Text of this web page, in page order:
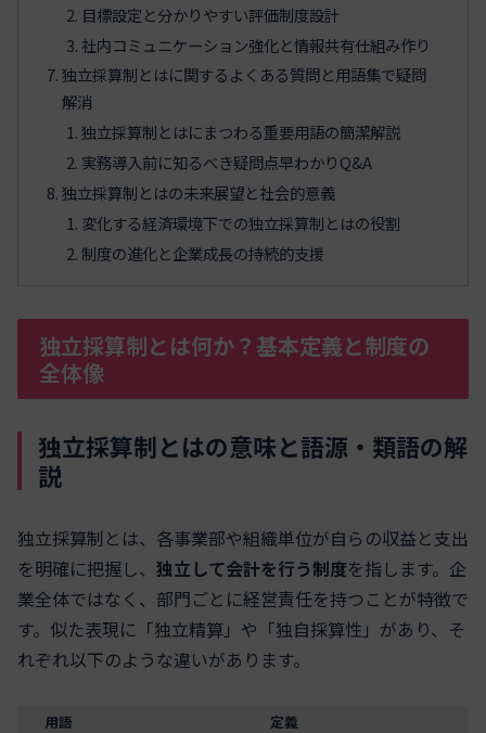
目標設定と分かりやすい評価制度設計
社内コミュニケーション強化と情報共有仕組み作り
独立採算制とはに関するよくある質問と用語集で疑問
解消
独立採算制とはにまつわる重要用語の簡潔解説
実務導入前に知るべき疑問点早わかりQ&A
独立採算制とはの未来展望と社会的意義
変化する経済環境下での独立採算制とはの役割
制度の進化と企業成長の持続的支援
独立採算制とは何か？基本定義と制度の
全体像
独立採算制とはの意味と語源・類語の解
説
独立採算制とは、各事業部や組織単位が自らの収益と支出
を明確に把握し、 独立して会計を行う制度を指します。企
業全体ではなく、部門ごとに経営責任を持つことが特徴で
す。似た表現に「独立精算」や「独自採算性」があり、そ
れぞれ以下のような違いがあります。
用語
定義